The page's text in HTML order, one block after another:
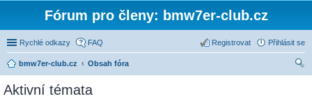
Fórum pro členy: bmw7er-club.cz
Rychlé odkazy FAQ Přihlásit se
Registrovat
bmw7er-club.cz
Obsah fóra
Aktivní témata